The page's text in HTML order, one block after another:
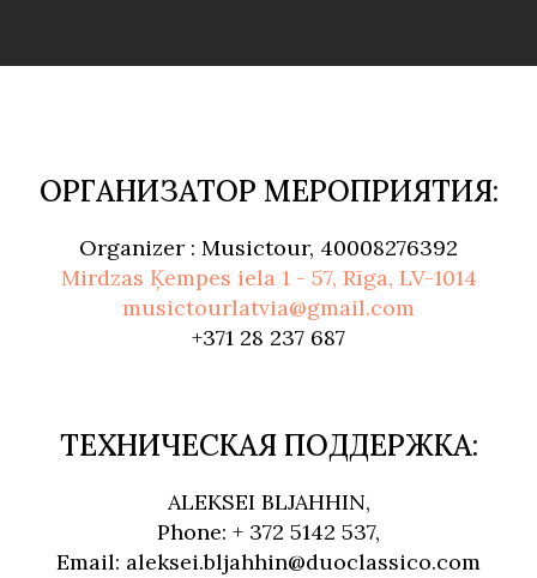
ОРГАНИЗАТОР МЕРОПРИЯТИЯ:
Organizer : Musictour, 40008276392
Mirdzas Ķempes iela1 - 57, Rīga, LV-1014
musictourlatvia@gmail.com
+371 28 237 687
ТЕХНИЧЕСКАЯ ПОДДЕРЖКА:
ALEKSEI BLJAHHIN,
Phone: + 372 5142 537,
Email: aleksei.bljahhin@duoclassico.com